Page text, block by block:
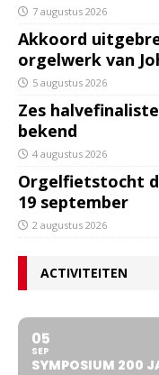
7 augustus 2026
Akkoord
orgelwerk van
5 augustus 2026
Zes
bekend
4 augustus 2026
Orgelfietstocht
19 september
2 augustus 2026
ACTIVITEITEN
05
SEP
SYMPOSIUM 200